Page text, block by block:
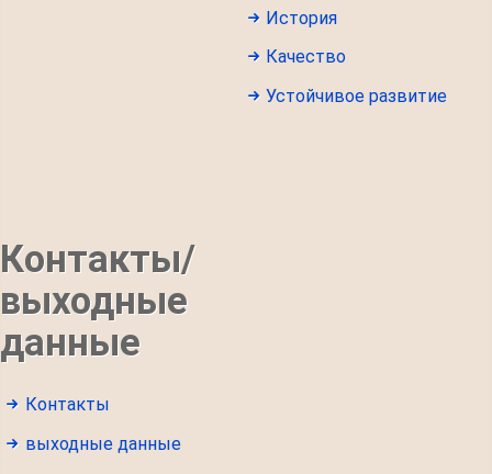
История
Качество
Устойчивое развитие
Контакты/
выходные
данные
Контакты
выходные данные